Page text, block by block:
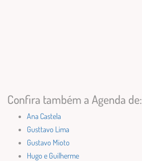
Confira também a Agenda de:
Ana Castela
Gusttavo Lima
Gustavo Mioto
Hugo e Guilherme